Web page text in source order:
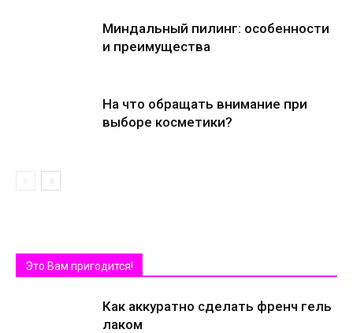
Миндальный пилинг: особенности
и преимущества
На что обращать внимание при
выборе косметики?
Это Вам пригодится!
Как аккуратно сделать френч гель
лаком